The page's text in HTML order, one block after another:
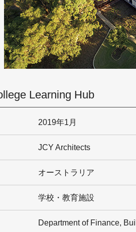
Learning Hub
2019年1月
JCY Architects
オーストラリア
学校・教育施設
Department of Finance,